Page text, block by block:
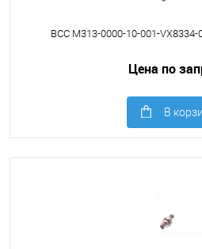
BCC M313-0000-10-001-
Цена по
В